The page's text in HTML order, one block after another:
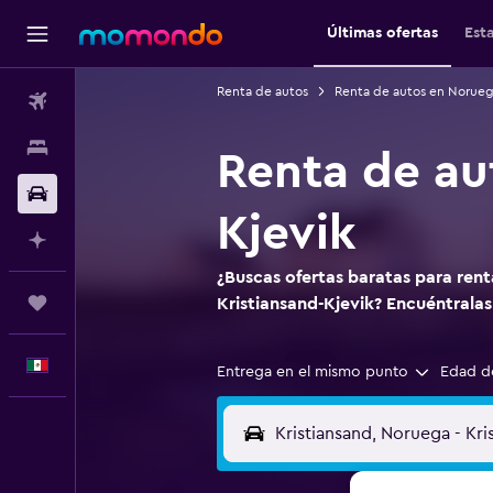
Últimas ofertas
Renta de autos Renta de autos en
Renta de
Kjevik
¿Buscas ofertas baratas para
Kristiansand-Kjevik?
Entrega en el mismo punto Edad